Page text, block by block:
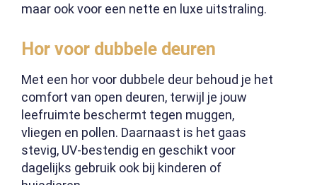
maar ook voor een nette en luxe uitstraling.
Hor voor dubbele deuren
Met een hor voor dubbele deur behoud je het
comfort van open deuren, terwijl je jouw
leefruimte beschermt tegen muggen,
vliegen en pollen. Daarnaast is het gaas
stevig, UV-bestendig en geschikt voor
dagelijks gebruik ook bij kinderen of